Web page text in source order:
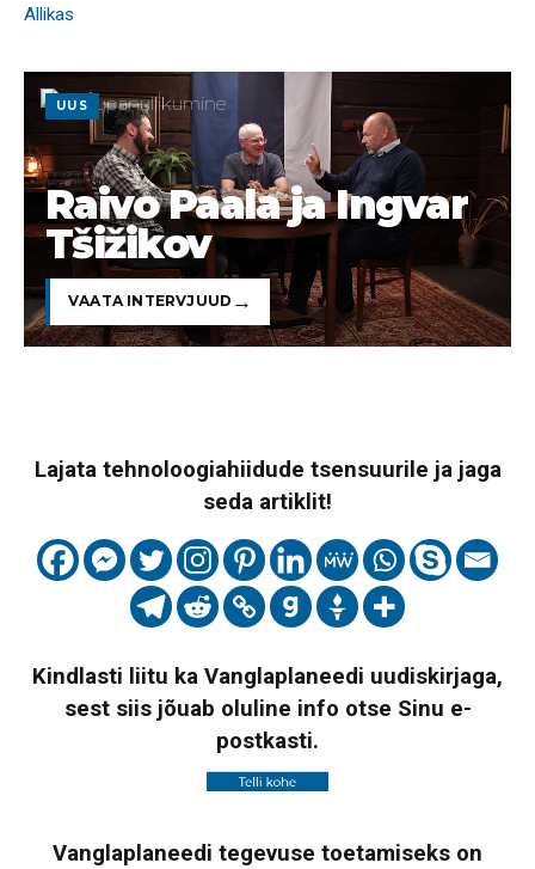
Allikas
UUS
Raivo Paala ja Ingvar
Tšižikov
VAATA INTERVJUUD
Lajata tehnoloogiahiidude tsensuurile ja jaga
seda artiklit!
Kindlasti liitu ka Vanglaplaneedi uudiskirjaga,
sest siis jõuab oluline info otse Sinu e-
postkasti.
Vanglaplaneedi tegevuse toetamiseks on